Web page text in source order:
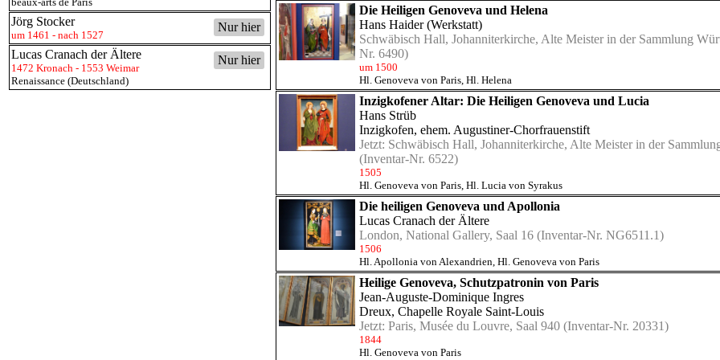
Nur hier
Jörg Stocker
um 1461 - nach 1527
Nur hier
Lucas Cranach der Ältere
1472 Kronach - 1553 Weimar
Renaissance (Deutschland)
Die Heiligen Genoveva und Helena
Hans Haider (Werkstatt)
Schwäbisch Hall, Johanniterkirche, Alte Meister in der Sammlung
Nr. 6490)
um 1500
Hl. Genoveva von Paris, Hl. Helena
Inzigkofener Altar: Die Heiligen Genoveva und Lucia
Hans Strüb
Inzigkofen, ehem. Augustiner-Chorfrauenstift
Jetzt: Schwäbisch Hall, Johanniterkirche, Alte Meister in der
(Inventar-Nr. 6522)
1505
Hl. Genoveva von Paris, Hl. Lucia von Syrakus
Die heiligen Genoveva und Apollonia
Lucas Cranach der Ältere
London, National Gallery, Saal 16 (Inventar-Nr. NG6511.1)
1506
Hl. Apollonia von Alexandrien, Hl. Genoveva von Paris
Heilige Genoveva, Schutzpatronin von Paris
Jean-Auguste-Dominique Ingres
Dreux, Chapelle Royale Saint-Louis
Jetzt: Paris, Musée du Louvre, Saal 940 (Inventar-Nr. 20331)
1844
Hl. Genoveva von Paris